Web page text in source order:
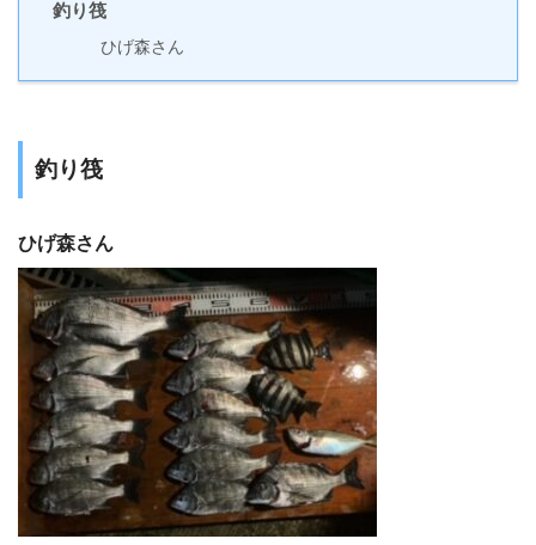
釣り筏
ひげ森さん
釣り筏
ひげ森さん